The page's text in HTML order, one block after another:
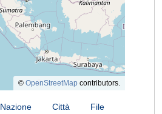
© OpenStreetMap contributors.
Nazione Città File